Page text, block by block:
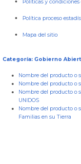
Políticas y condiciones
Política proceso
Mapa del sitio
Categoría: Gobierno
Nombre del producto o
Nombre del producto o
Nombre del producto o
UNIDOS
Nombre del producto o
Familias en su Tierra